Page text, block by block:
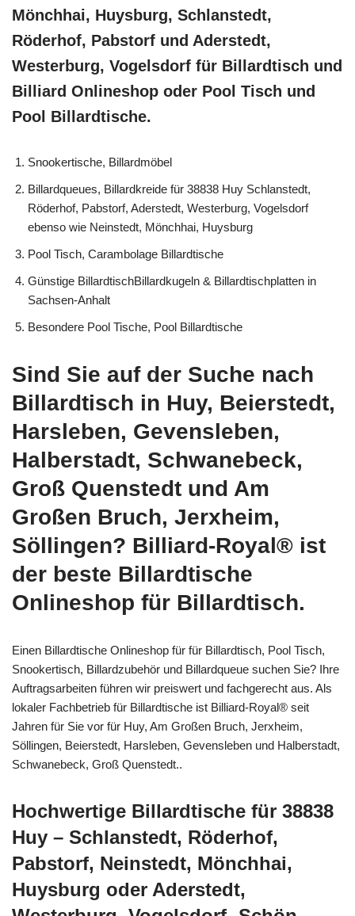
Mönchhai, Huysburg, Schlanstedt,
Röderhof, Pabstorf und Aderstedt,
Westerburg, Vogelsdorf für Billardtisch und
Billiard Onlineshop oder Pool Tisch und
Pool Billardtische.
Snookertische, Billardmöbel
Billardqueues, Billardkreide für 38838 Huy Schlanstedt,
Röderhof, Pabstorf, Aderstedt, Westerburg, Vogelsdorf
ebenso wie Neinstedt, Mönchhai, Huysburg
Pool Tisch, Carambolage Billardtische
Günstige BillardtischBillardkugeln & Billardtischplatten in
Sachsen-Anhalt
Besondere Pool Tische, Pool Billardtische
Sind Sie auf der Suche nach
Billardtisch in Huy, Beierstedt,
Harsleben, Gevensleben,
Halberstadt, Schwanebeck,
Groß Quenstedt und Am
Großen Bruch, Jerxheim,
Söllingen? Billiard-Royal® ist
der beste Billardtische
Onlineshop für Billardtisch.
Einen Billardtische Onlineshop für für Billardtisch, Pool Tisch,
Snookertisch, Billardzubehör und Billardqueue suchen Sie? Ihre
Auftragsarbeiten führen wir preiswert und fachgerecht aus. Als
lokaler Fachbetrieb für Billardtische ist Billiard-Royal® seit
Jahren für Sie vor für Huy, Am Großen Bruch, Jerxheim,
Söllingen, Beierstedt, Harsleben, Gevensleben und Halberstadt,
Schwanebeck, Groß Quenstedt..
Hochwertige Billardtische für 38838
Huy – Schlanstedt, Röderhof,
Pabstorf, Neinstedt, Mönchhai,
Huysburg oder Aderstedt,